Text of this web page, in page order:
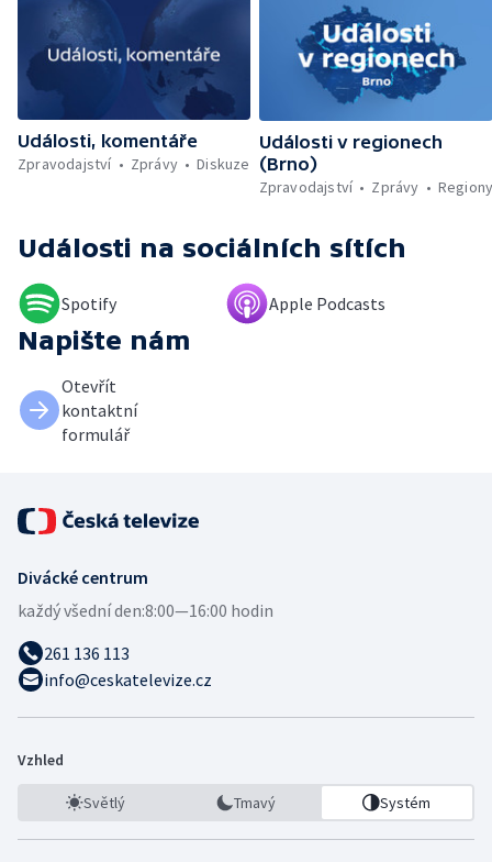
Události, komentáře
Zpravodajství
Zprávy Diskuze
Události v regionech
(Brno)
Zpravodajství
Zprávy
Události na sociálních sítích
Spotify Apple Podcasts
Napište nám
Otevřít
kontaktní
formulář
Divácké centrum
každý všední den:8:00—16:00 hodin
261 136 113
info@ceskatelevize.cz
Vzhled
Světlý Tmavý Systém